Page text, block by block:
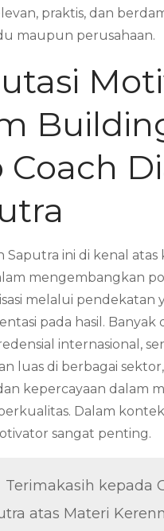
praktis, dan
maupun perusahaan.
Coach
Saputra ini di kenal atas
mengembangkan
melalui pendekatan
pada hasil. Banyak
internasional,
luas di berbagai
kepercayaan dalam
Dalam
sangat penting.
Terimakasih kepada
atas Materi